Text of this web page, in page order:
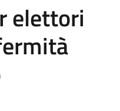
elettori